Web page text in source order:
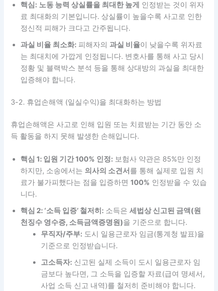
핵심: 노동 능력 상실률을 최대한 높게 인정받는 것이 위자
료 최대화의 기본입니다. 상실률이 높을수록 사고로 인한
정신적 피해가 크다고 간주됩니다.
과실 비율 최소화: 피해자의 과실 비율이 낮을수록 위자료
는 최대치에 가깝게 인정됩니다. 변호사를 통해 사고 당시
정황 및 블랙박스 분석 등을 통해 상대방의 과실을 최대한
입증해야 합니다.
3-2. 휴업손해액 (일실수익)을 최대화하는 방법
휴업손해액은 사고로 인해 입원 또는 치료받는 기간 동안 소
득 활동을 하지 못해 발생한 손해입니다.
핵심 1: 입원 기간 100% 인정: 보험사 약관은 85%만 인정
하지만, 소송에서는 의사의 소견서 를 통해 실제로 입원 치
료가 불가피했다는 점을 입증하면100% 인정받을 수 있습
니다.
핵심 2: ‘소득 입증’ 철저히: 소득은세법상 신고된 금액(원
천징수 영수증, 소득금액증명원)을 기준으로 합니다.
무직자/주부: 도시 일용근로자 임금(통계청 발표)을
기준으로 인정받습니다.
고소득자: 신고된 실제 소득이 도시 일용근로자 임
금보다 높다면, 그 소득을 입증할 자료(급여 명세서,
사업 소득 신고 내역)를 철저히 준비해야 합니다.